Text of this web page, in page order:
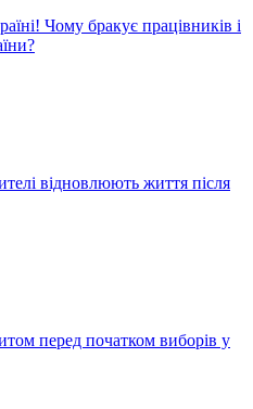
Чому бракує працівників і
відновлюють життя після
перед початком виборів у